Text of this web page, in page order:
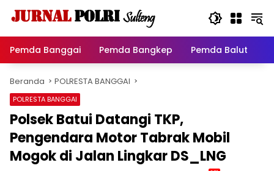
Pemda Banggai
Pemda Bangkep Pemda Balut
Beranda POLRESTA BANGGAI
POLRESTA BANGGAI
Polsek Batui Datangi TKP,
Pengendara Motor Tabrak Mobil
Mogok di Jalan Lingkar DS_LNG